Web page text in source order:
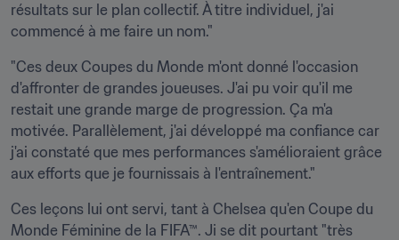
résultats sur le plan collectif. À titre individuel, j'ai
commencé à me faire un nom."
"Ces deux Coupes du Monde m'ont donné l'occasion
d'affronter de grandes joueuses. J'ai pu voir qu'il me
restait une grande marge de progression. Ça m'a
motivée. Parallèlement, j'ai développé ma confiance car
j'ai constaté que mes performances s'amélioraient grâce
aux efforts que je fournissais à l'entraînement."
Ces leçons lui ont servi, tant à Chelsea qu'en Coupe du
Monde Féminine de la FIFA™. Ji se dit pourtant "très